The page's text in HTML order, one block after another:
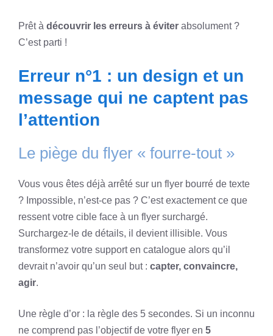
Prêt à découvrir les erreurs à éviter absolument ?
C’est parti !
Erreur n°1 : un design et un
message qui ne captent pas
l’attention
Le piège du flyer « fourre-tout »
Vous vous êtes déjà arrêté sur un flyer bourré de texte
? Impossible, n’est-ce pas ? C’est exactement ce que
ressent votre cible face à un flyer surchargé.
Surchargez-le de détails, il devient illisible. Vous
transformez votre support en catalogue alors qu’il
devrait n’avoir qu’un seul but : capter, convaincre,
agir.
Une règle d’or : la règle des 5 secondes. Si un inconnu
ne comprend pas l’objectif de votre flyer en 5